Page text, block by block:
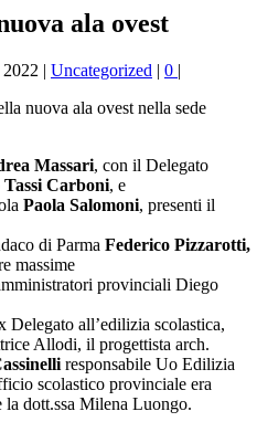
ala ovest
| Uncategorized | 0 |
nuova ala ovest nella sede
Massari, con il Delegato
Tassi Carboni, e
Paola Salomoni, presenti il
di Parma Federico Pizzarotti,
massime
provinciali Diego
Delegato all’edilizia scolastica,
Allodi, il progettista arch.
responsabile Uo Edilizia
scolastico provinciale era
dott.ssa Milena Luongo.